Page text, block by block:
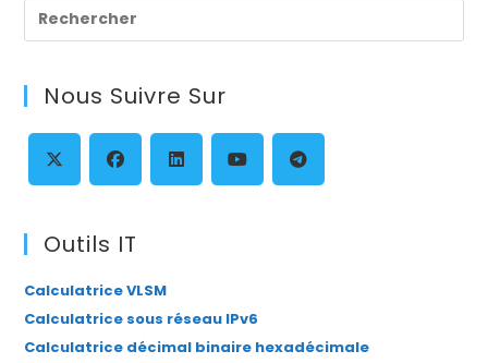
Nous Suivre Sur
dans
un
nouvel
onglet
dans
nouvel
onglet
nouvel
onglet onglet
Outils IT
Calculatrice VLSM
Calculatrice sous réseau IPv6
Calculatrice décimal binaire hexadécimale